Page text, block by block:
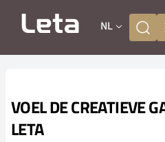
NL
VOEL DE CREATIEVE
LETA